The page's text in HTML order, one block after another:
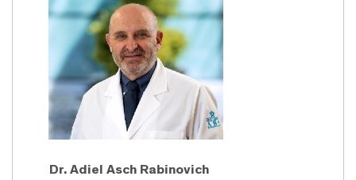
Dr. Adiel Asch Rabinovich